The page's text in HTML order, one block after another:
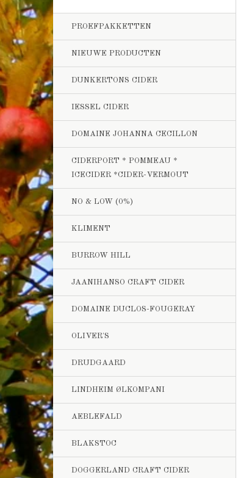
PROEFPAKKETTEN
NIEUWE PRODUCTEN
DUNKERTONS CIDER
IESSEL CIDER
DOMAINE JOHANNA CECILLON
CIDERPORT * POMMEAU *
ICECIDER *CIDER-VERMOUT
NO & LOW (0%)
KLIMENT
BURROW HILL
JAANIHANSO CRAFT CIDER
DOMAINE DUCLOS-FOUGERAY
OLIVER'S
DRUDGAARD
LINDHEIM ØLKOMPANI
AEBLEFALD
BLAKSTOC
DOGGERLAND CRAFT CIDER